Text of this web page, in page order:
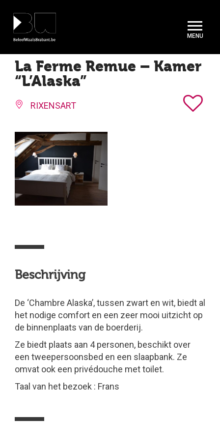
La Ferme Remue – Kamer
“L’Alaska”
RIXENSART
Beschrijving
De ‘Chambre Alaska’, tussen zwart en wit, biedt al
het nodige comfort en een zeer mooi uitzicht op
de binnenplaats van de boerderij.
Ze biedt plaats aan 4 personen, beschikt over
een tweepersoonsbed en een slaapbank. Ze
omvat ook een privédouche met toilet.
Taal van het bezoek : Frans